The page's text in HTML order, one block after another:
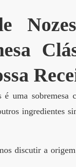
é uma sobremesa
ingredientes
discutir a